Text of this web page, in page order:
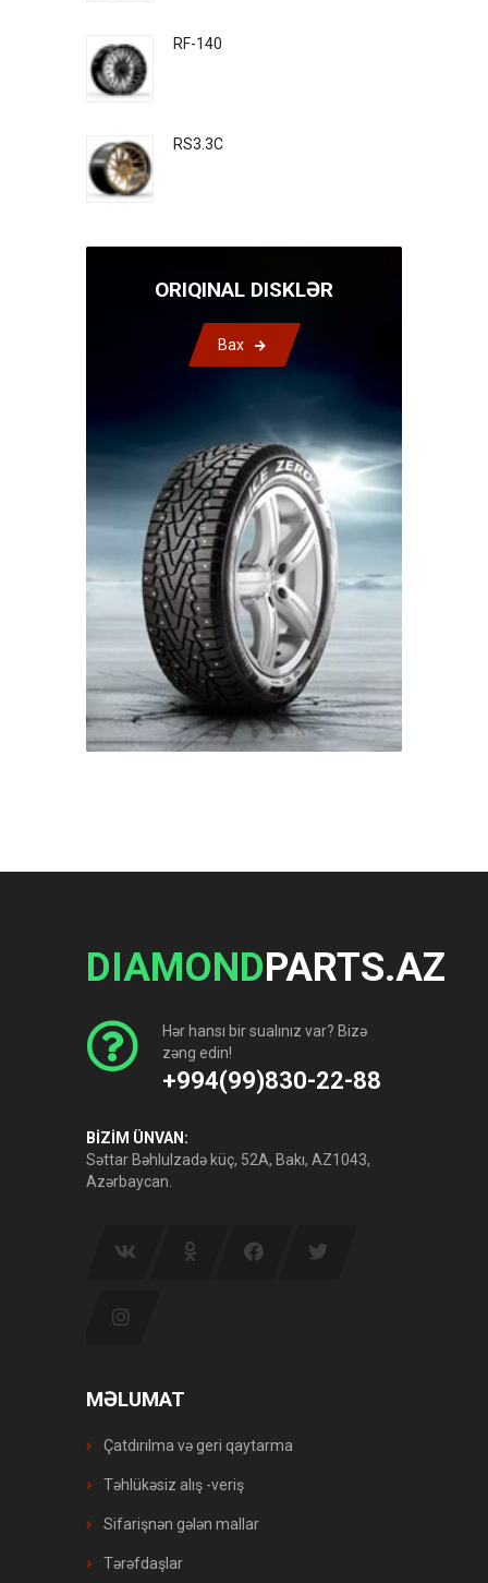
RF-140
RS3.3C
ORIQINAL DISKLƏR
Bax
DIAMONDPARTS.AZ
Hər hansı bir sualınız var? Bizə
zəng edin!
+994(99)830-22-88
BİZİM ÜNVAN:
Səttar Bəhlulzadə küç, 52A, Bakı, AZ1043,
Azərbaycan.
MƏLUMAT
Çatdırılma və geri qaytarma
Təhlükəsiz alış -veriş
Sifarişnən gələn mallar
Tərəfdaşlar